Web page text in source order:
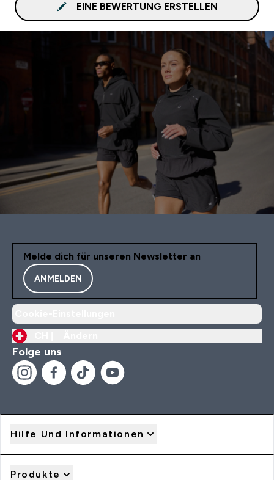
EINE BEWERTUNG ERSTELLEN
Melde dich für unseren Newsletter an
ANMELDEN
Folge uns
Hilfe Und Informationen
Produkte